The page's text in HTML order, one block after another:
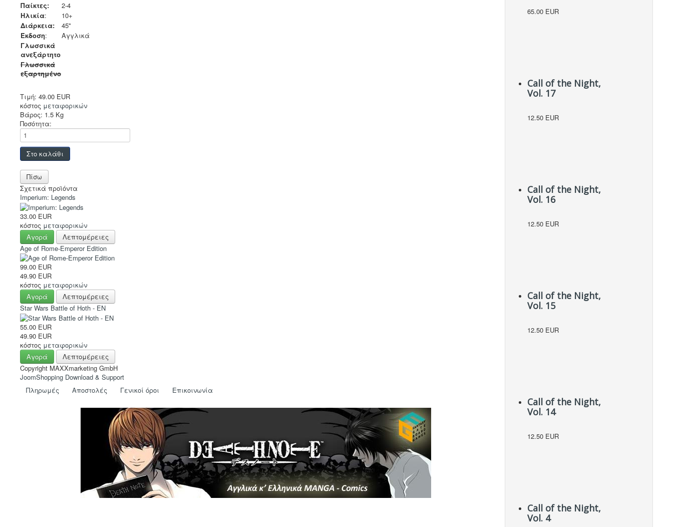
Παίκτες:
2-4
Ηλικία:
10+
Διάρκεια:
45''
Έκδοση:
Αγγλικά
Γλωσσικά
ανεξάρτητο
Γλωσσικά
εξαρτημένο
Τιμή: 49.00 EUR
κόστος μεταφορικών
Βάρος: 1.5 Kg
Ποσότητα:
Σχετικά προϊόντα
Imperium: Legends
33.00 EUR
κόστος μεταφορικών
Αγορά
Λεπτομέρειες
Age of Rome-Emperor Edition
99.00 EUR
49.90 EUR
κόστος μεταφορικών
Αγορά
Λεπτομέρειες
Star Wars Battle of Hoth - EN
55.00 EUR
49.90 EUR
κόστος μεταφορικών
Αγορά
Λεπτομέρειες
Copyright MAXXmarketing GmbH
JoomShopping Download & Support
Πληρωμές
Αποστολές Γενικοί όροι Eπικοινωνία
65.00 EUR
Call of the Night,
Vol. 17
12.50 EUR
Call of the Night,
Vol. 16
12.50 EUR
Call of the Night,
Vol. 15
12.50 EUR
Call of the Night,
Vol. 14
12.50 EUR
Call of the Night,
Vol. 4